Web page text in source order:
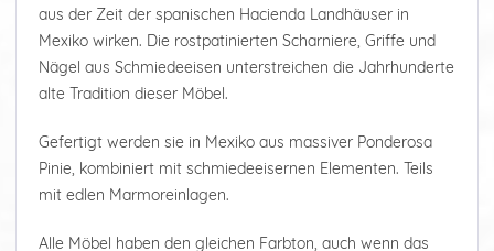
aus der Zeit der spanischen Hacienda Landhäuser in
Mexiko wirken. Die rostpatinierten Scharniere, Griffe und
Nägel aus Schmiedeeisen unterstreichen die Jahrhunderte
alte Tradition dieser Möbel.
Gefertigt werden sie in Mexiko aus massiver Ponderosa
Pinie, kombiniert mit schmiedeeisernen Elementen. Teils
mit edlen Marmoreinlagen.
Alle Möbel haben den gleichen Farbton, auch wenn das